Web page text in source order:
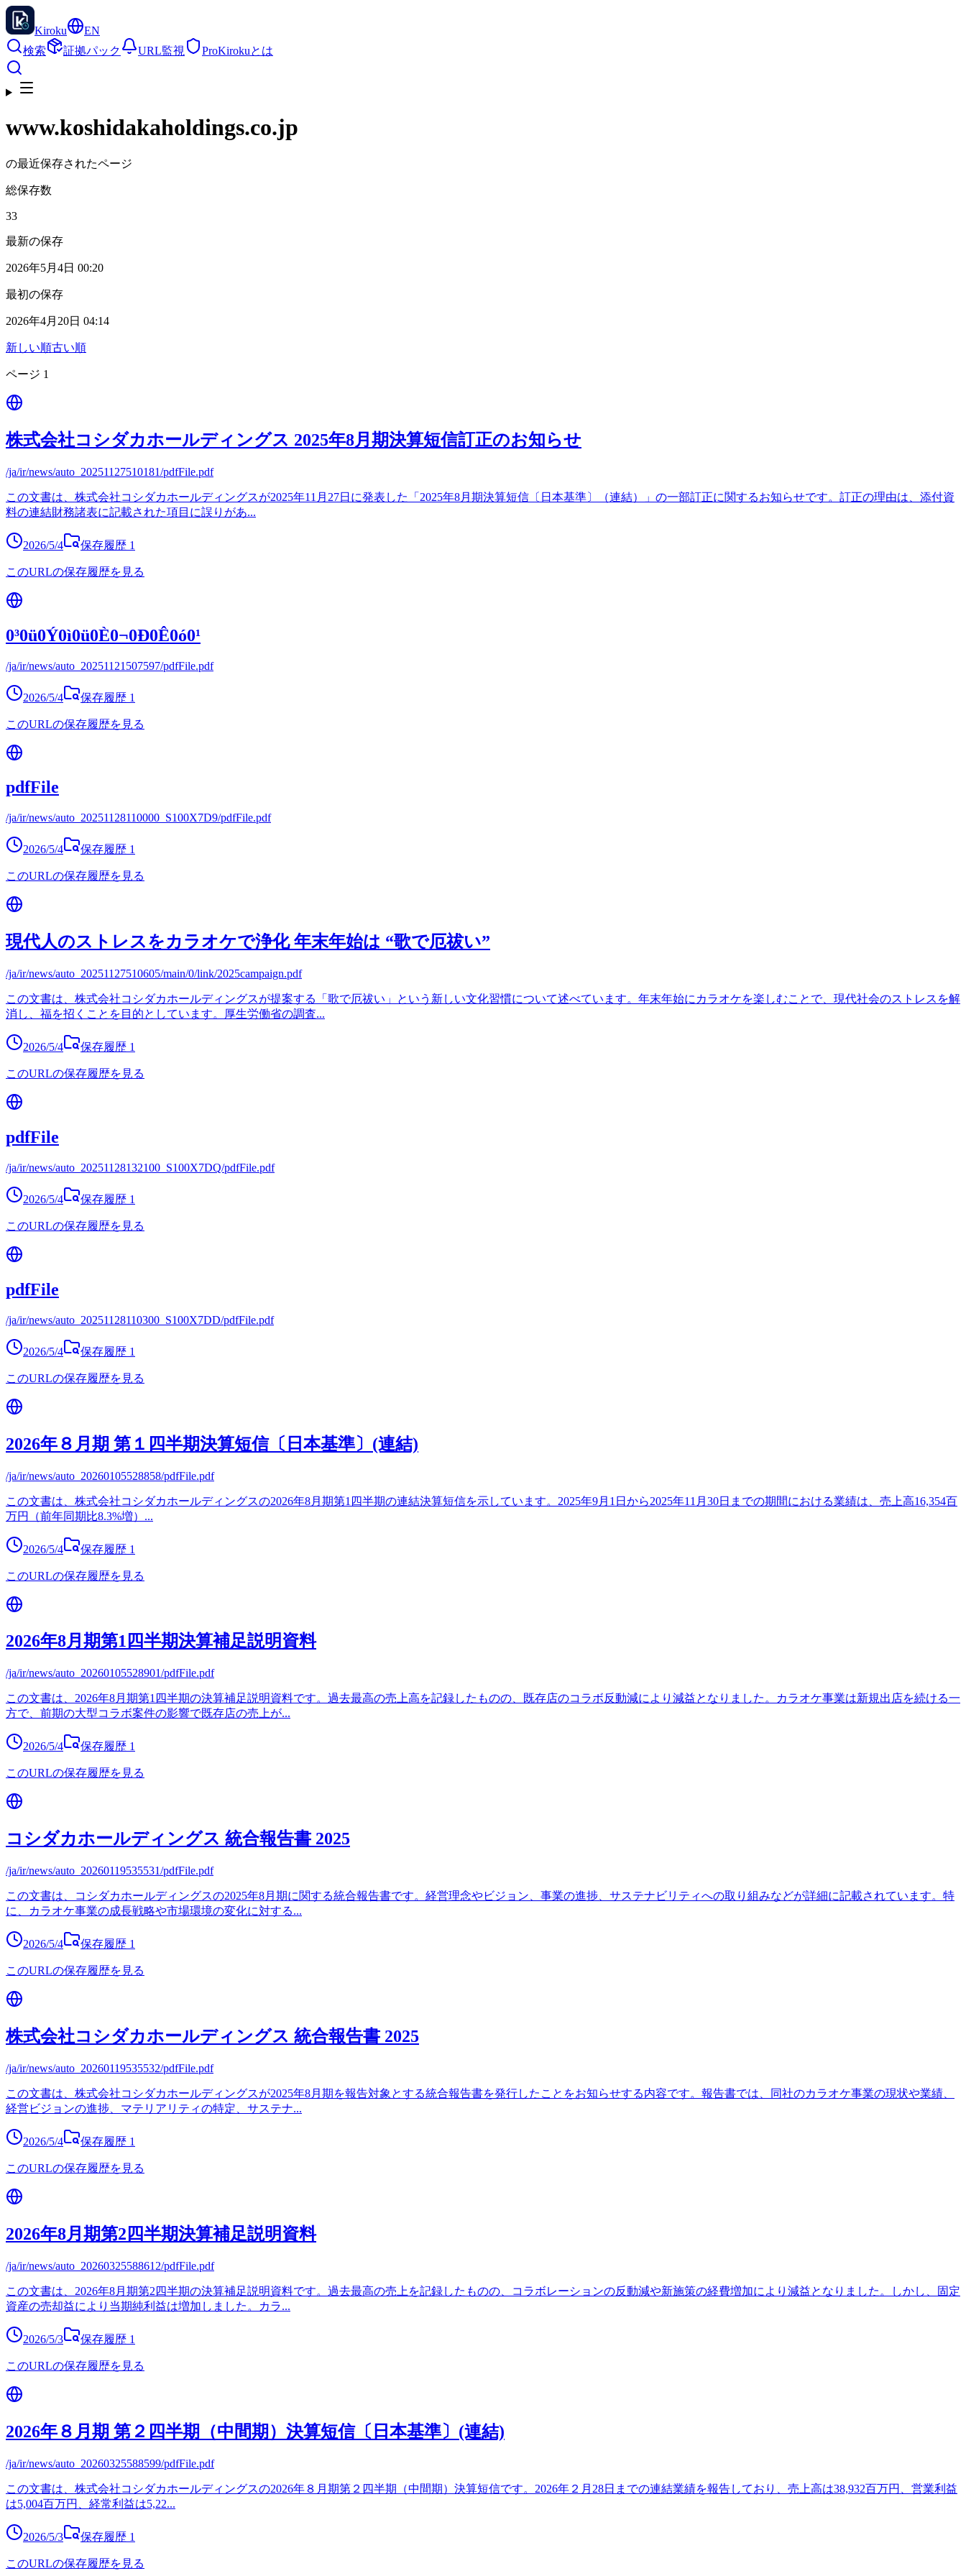
Kiroku
EN
検索
証拠パック URL監視 ProKirokuとは
www.koshidakaholdings.co.jp
の最近保存されたページ
総保存数
33
最新の保存
2026年5月4日 00:20
最初の保存
2026年4月20日 04:14
新しい順古い順
ページ 1
株式会社コシダカホールディングス 2025年8月期決算短信訂正のお知らせ
/ja/ir/news/auto_20251127510181/pdfFile.pdf
この文書は、株式会社コシダカホールディングスが2025年11月27日に発表した「2025年8月期決算短信〔日本基準〕（連結）」の一部訂正に関するお知らせです。訂正の理由は、添付資
料の連結財務諸表に記載された項目に誤りがあ...
2026/5/4 保存履歴 1
このURLの保存履歴を見る
0³0ü0Ý0ì0ü0È0¬0Ð0Ê0ó0¹
/ja/ir/news/auto_20251121507597/pdfFile.pdf
2026/5/4 保存履歴 1
このURLの保存履歴を見る
pdfFile
/ja/ir/news/auto_20251128110000_S100X7D9/pdfFile.pdf
2026/5/4 保存履歴 1
このURLの保存履歴を見る
現代人のストレスをカラオケで浄化 年末年始は “歌で厄祓い”
/ja/ir/news/auto_20251127510605/main/0/link/2025campaign.pdf
この文書は、株式会社コシダカホールディングスが提案する「歌で厄祓い」という新しい文化習慣について述べています。年末年始にカラオケを楽しむことで、現代社会のストレスを解
消し、福を招くことを目的としています。厚生労働省の調査...
2026/5/4 保存履歴 1
このURLの保存履歴を見る
pdfFile
/ja/ir/news/auto_20251128132100_S100X7DQ/pdfFile.pdf
2026/5/4 保存履歴 1
このURLの保存履歴を見る
pdfFile
/ja/ir/news/auto_20251128110300_S100X7DD/pdfFile.pdf
2026/5/4 保存履歴 1
このURLの保存履歴を見る
2026年８月期 第１四半期決算短信〔日本基準〕(連結)
/ja/ir/news/auto_20260105528858/pdfFile.pdf
この文書は、株式会社コシダカホールディングスの2026年8月期第1四半期の連結決算短信を示しています。2025年9月1日から2025年11月30日までの期間における業績は、売上高16,354百
万円（前年同期比8.3%増） ...
2026/5/4 保存履歴 1
このURLの保存履歴を見る
2026年8月期第1四半期決算補足説明資料
/ja/ir/news/auto_20260105528901/pdfFile.pdf
この文書は、2026年8月期第1四半期の決算補足説明資料です。過去最高の売上高を記録したものの、既存店のコラボ反動減により減益となりました。カラオケ事業は新規出店を続ける一
方で、前期の大型コラボ案件の影響で既存店の売上が...
2026/5/4 保存履歴 1
このURLの保存履歴を見る
コシダカホールディングス 統合報告書 2025
/ja/ir/news/auto_20260119535531/pdfFile.pdf
この文書は、コシダカホールディングスの2025年8月期に関する統合報告書です。経営理念やビジョン、事業の進捗、サステナビリティへの取り組みなどが詳細に記載されています。特
に、カラオケ事業の成長戦略や市場環境の変化に対する...
2026/5/4 保存履歴 1
このURLの保存履歴を見る
株式会社コシダカホールディングス 統合報告書 2025
/ja/ir/news/auto_20260119535532/pdfFile.pdf
この文書は、株式会社コシダカホールディングスが2025年8月期を報告対象とする統合報告書を発行したことをお知らせする内容です。報告書では、同社のカラオケ事業の現状や業績、
経営ビジョンの進捗、マテリアリティの特定、サステナ...
2026/5/4 保存履歴 1
このURLの保存履歴を見る
2026年8月期第2四半期決算補足説明資料
/ja/ir/news/auto_20260325588612/pdfFile.pdf
この文書は、2026年8月期第2四半期の決算補足説明資料です。過去最高の売上を記録したものの、コラボレーションの反動減や新施策の経費増加により減益となりました。しかし、固定
資産の売却益により当期純利益は増加しました。カラ...
2026/5/3 保存履歴 1
このURLの保存履歴を見る
2026年８月期 第２四半期（中間期）決算短信〔日本基準〕(連結)
/ja/ir/news/auto_20260325588599/pdfFile.pdf
この文書は、株式会社コシダカホールディングスの2026年８月期第２四半期（中間期）決算短信です。2026年２月28日までの連結業績を報告しており、売上高は38,932百万円、営業利益
は5,004百万円、経常利益は5,22...
2026/5/3 保存履歴 1
このURLの保存履歴を見る